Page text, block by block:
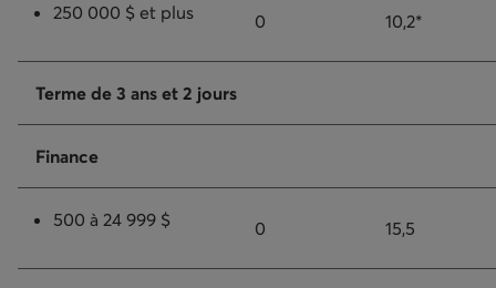
250 000 $ et plus 0 10,2*
Terme de 3 ans et 2 jours
Finance
500 à 24 999 $ 0 15,5